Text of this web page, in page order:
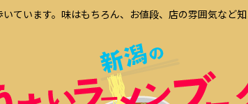
ています。味はもちろん、お値段、店の雰囲気など知